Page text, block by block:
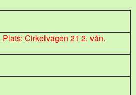
Cirkelvägen 21 2. vån.